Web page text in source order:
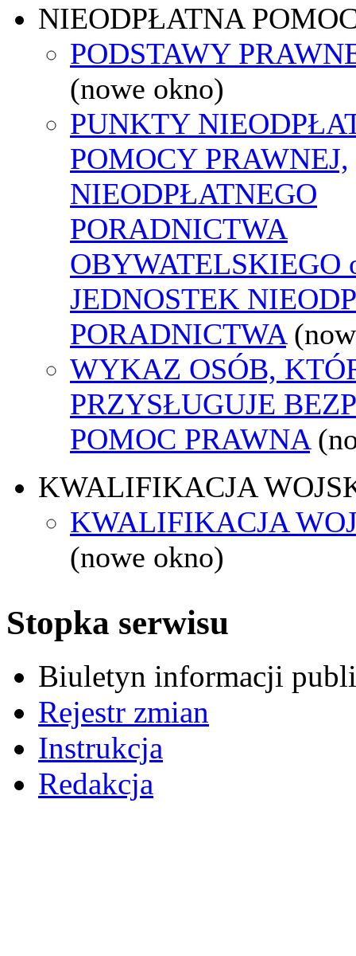
NIEODPŁATNA
PODSTAWY
(nowe okno)
PUNKTY
POMOCY PRAWNEJ,
NIEODPŁATNEGO
PORADNICTWA
OBYWATELSKIEGO
JEDNOSTEK
PORADNICTWA
WYKAZ OSÓB,
PRZYSŁUGUJE
POMOC PRAWNA
KWALIFIKACJA
KWALIFIKACJA
(nowe okno)
Stopka serwisu
Biuletyn informacji
Rejestr zmian
Instrukcja
Redakcja